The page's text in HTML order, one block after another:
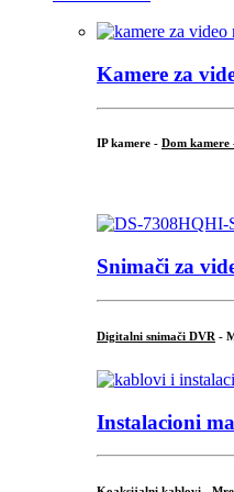
Kamere za
IP kamere - Dom kamere
Snimači za
Digitalni snimači DVR -
Instalacioni